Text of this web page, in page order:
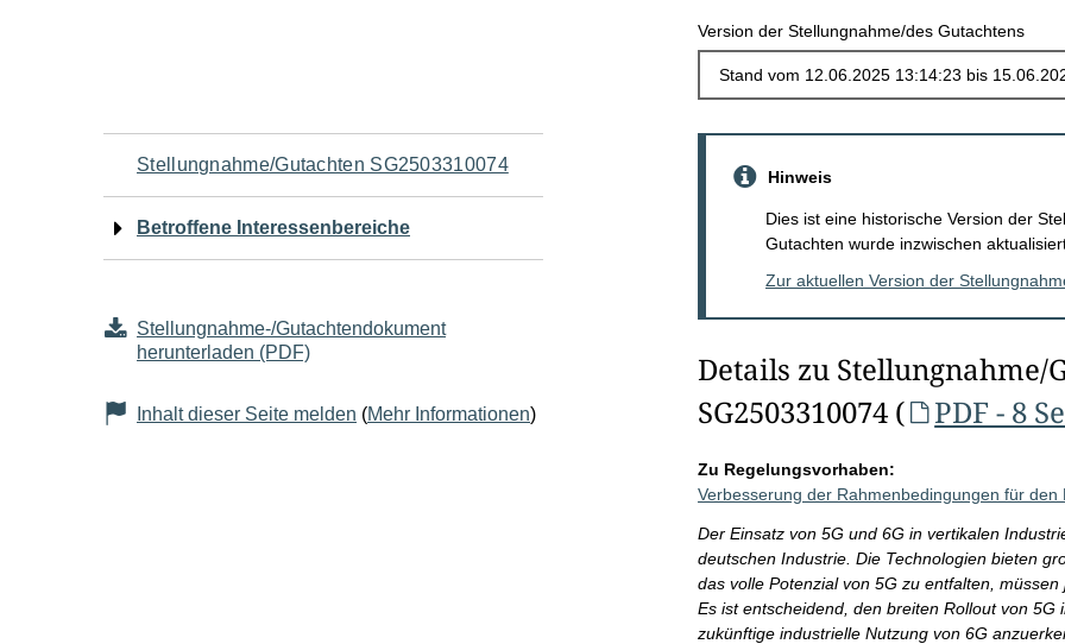
Version der Stellungnahme/des Gutachtens
Navigation
für
Seiteninhalt
Stellungnahme/Gutachten SG2503310074
Betroffene Interessenbereiche
Stellungnahme-/Gutachtendokument
herunterladen (PDF)
Inhalt dieser Seite melden (Mehr Informationen)
Hinweis
Dies ist eine historische Version der
Gutachten wurde inzwischen
Zur aktuellen Version der
Details zu Stellungnahme/
SG2503310074 (
PDF - 8
Zu Regelungsvorhaben:
Verbesserung der Rahmenbedingungen für
Der Einsatz von 5G und 6G in vertikalen
deutschen Industrie. Die Technologien bieten
das volle Potenzial von 5G zu entfalten,
Es ist entscheidend, den breiten Rollout von
zukünftige industrielle Nutzung von 6G